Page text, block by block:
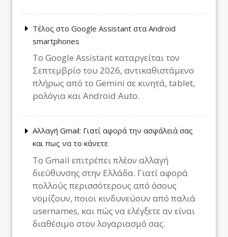
Τέλος στο Google Assistant στα Android
smartphones
Το Google Assistant καταργείται τον
Σεπτεμβρίο του 2026, αντικαθιστάμενο
πλήρως από το Gemini σε κινητά, tablet,
ρολόγια και Android Auto.
Αλλαγή Gmail: Γιατί αφορά την ασφάλειά σας
και πως να το κάνετε
Το Gmail επιτρέπει πλέον αλλαγή
διεύθυνσης στην Ελλάδα. Γιατί αφορά
πολλούς περισσότερους από όσους
νομίζουν, ποιοι κινδυνεύουν από παλιά
usernames, και πώς να ελέγξετε αν είναι
διαθέσιμο στον λογαριασμό σας.